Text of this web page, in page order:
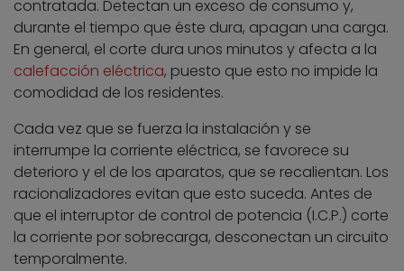
contratada. Detectan un exceso de consumo y,
durante el tiempo que éste dura, apagan una carga.
En general, el corte dura unos minutos y afecta a la
calefacción eléctrica, puesto que esto no impide la
comodidad de los residentes.
Cada vez que se fuerza la instalación y se
interrumpe la corriente eléctrica, se favorece su
deterioro y el de los aparatos, que se recalientan. Los
racionalizadores evitan que esto suceda. Antes de
que el interruptor de control de potencia (I.C.P.) corte
la corriente por sobrecarga, desconectan un circuito
temporalmente.